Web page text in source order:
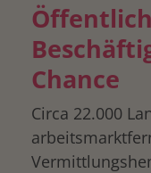
Chance
Circa 22.000